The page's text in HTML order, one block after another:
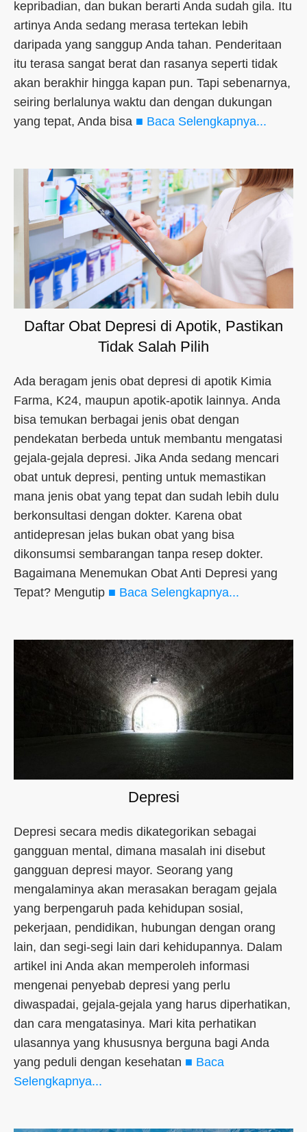
kepribadian, dan bukan berarti Anda sudah gila. Itu
artinya Anda sedang merasa tertekan lebih
daripada yang sanggup Anda tahan. Penderitaan
itu terasa sangat berat dan rasanya seperti tidak
akan berakhir hingga kapan pun. Tapi sebenarnya,
seiring berlalunya waktu dan dengan dukungan
yang tepat, Anda bisa ■ Baca Selengkapnya...
Daftar Obat Depresi di Apotik, Pastikan
Tidak Salah Pilih
Ada beragam jenis obat depresi di apotik Kimia
Farma, K24, maupun apotik-apotik lainnya. Anda
bisa temukan berbagai jenis obat dengan
pendekatan berbeda untuk membantu mengatasi
gejala-gejala depresi. Jika Anda sedang mencari
obat untuk depresi, penting untuk memastikan
mana jenis obat yang tepat dan sudah lebih dulu
berkonsultasi dengan dokter. Karena obat
antidepresan jelas bukan obat yang bisa
dikonsumsi sembarangan tanpa resep dokter.
Bagaimana Menemukan Obat Anti Depresi yang
Tepat? Mengutip ■ Baca Selengkapnya...
Depresi
Depresi secara medis dikategorikan sebagai
gangguan mental, dimana masalah ini disebut
gangguan depresi mayor. Seorang yang
mengalaminya akan merasakan beragam gejala
yang berpengaruh pada kehidupan sosial,
pekerjaan, pendidikan, hubungan dengan orang
lain, dan segi-segi lain dari kehidupannya. Dalam
artikel ini Anda akan memperoleh informasi
mengenai penyebab depresi yang perlu
diwaspadai, gejala-gejala yang harus diperhatikan,
dan cara mengatasinya. Mari kita perhatikan
ulasannya yang khususnya berguna bagi Anda
yang peduli dengan kesehatan ■ Baca
Selengkapnya...